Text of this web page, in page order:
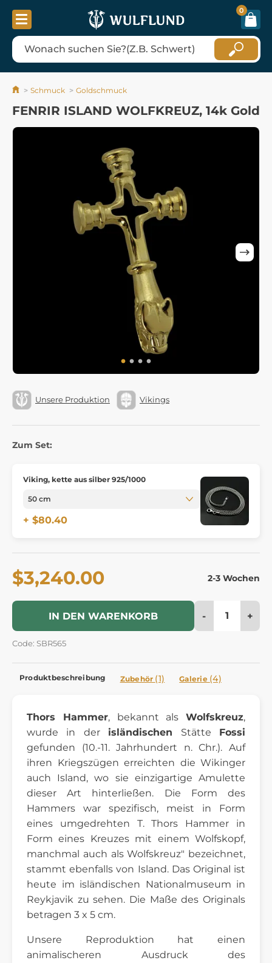
0
Schmuck Goldschmuck
FENRIR ISLAND WOLFKREUZ, 14k Gold
Unsere Produktion Vikings
Zum Set:
Viking, kette aus silber 925/1000
+ $80.40
$3,240.00 2-3 Wochen
IN DEN WARENKORB - +
Code: SBR565
Produktbeschreibung Zubehör (1) Galerie (4)
Thors Hammer, bekannt als Wolfskreuz,
wurde in der isländischen Stätte Fossi
gefunden (10.-11. Jahrhundert n. Chr.). Auf
ihren Kriegszügen erreichten die Wikinger
auch Island, wo sie einzigartige Amulette
dieser Art hinterließen. Die Form des
Hammers war spezifisch, meist in Form
eines umgedrehten T. Thors Hammer in
Form eines Kreuzes mit einem Wolfskopf,
manchmal auch als Wolfskreuz" bezeichnet,
stammt ebenfalls von Island.Das Original ist
heute im isländischen Nationalmuseum in
Reykjavik zu sehen. Die Maße des Originals
betragen 3 x 5 cm.
Unsere Reproduktion hat einen
animalischeren Ausdruck des